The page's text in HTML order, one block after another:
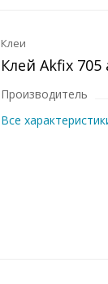
Клеи
Клей Akfix 705
Производитель
Все